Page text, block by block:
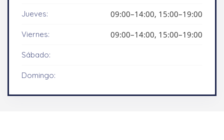
Jueves: 09:00–14:00, 15:00–19:00
Viernes: 09:00–14:00, 15:00–19:00
Sábado:
Domingo: